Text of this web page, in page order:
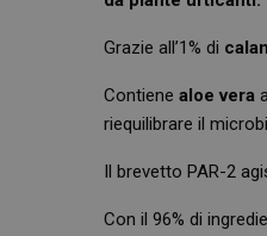
Grazie all’1% di
Contiene aloe vera
riequilibrare il
Il brevetto PAR-2
Con il 96% di